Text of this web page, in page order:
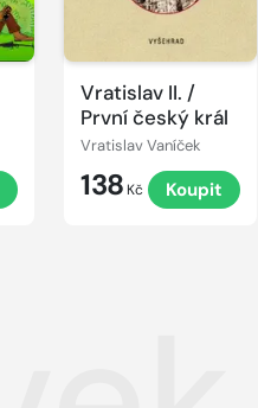
Vratislav II. /
První český král
Vratislav Vaníček
138 Kč Koupit